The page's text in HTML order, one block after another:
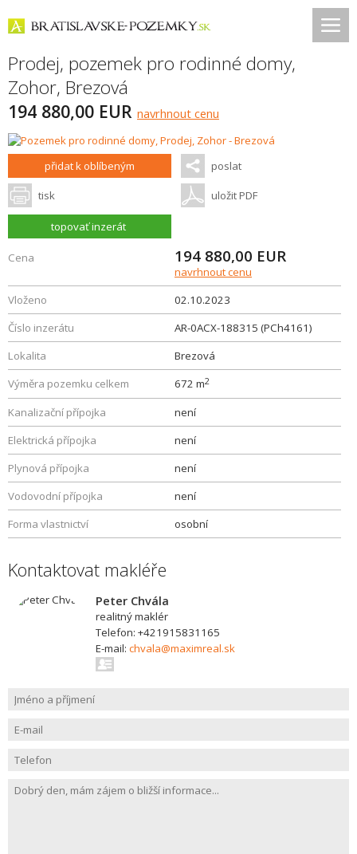
Prodej, pozemek pro rodinné domy,
Zohor, Brezová
194 880,00 EUR navrhnout cenu
přidat k oblíbeným poslat
tisk uložit PDF
topovať inzerát
Cena 194 880,00 EUR
navrhnout cenu
Vloženo
02.10.2023
Číslo inzerátu
AR-0ACX-188315 (PCh4161)
Lokalita
Brezová
Výměra pozemku celkem
672 m2
Kanalizační přípojka
není
Elektrická přípojka
není
Plynová přípojka
není
Vodovodní přípojka
není
Forma vlastnictví
osobní
Kontaktovat makléře
Peter Chvála
realitný maklér
Telefon: +421915831165
E-mail: chvala@maximreal.sk